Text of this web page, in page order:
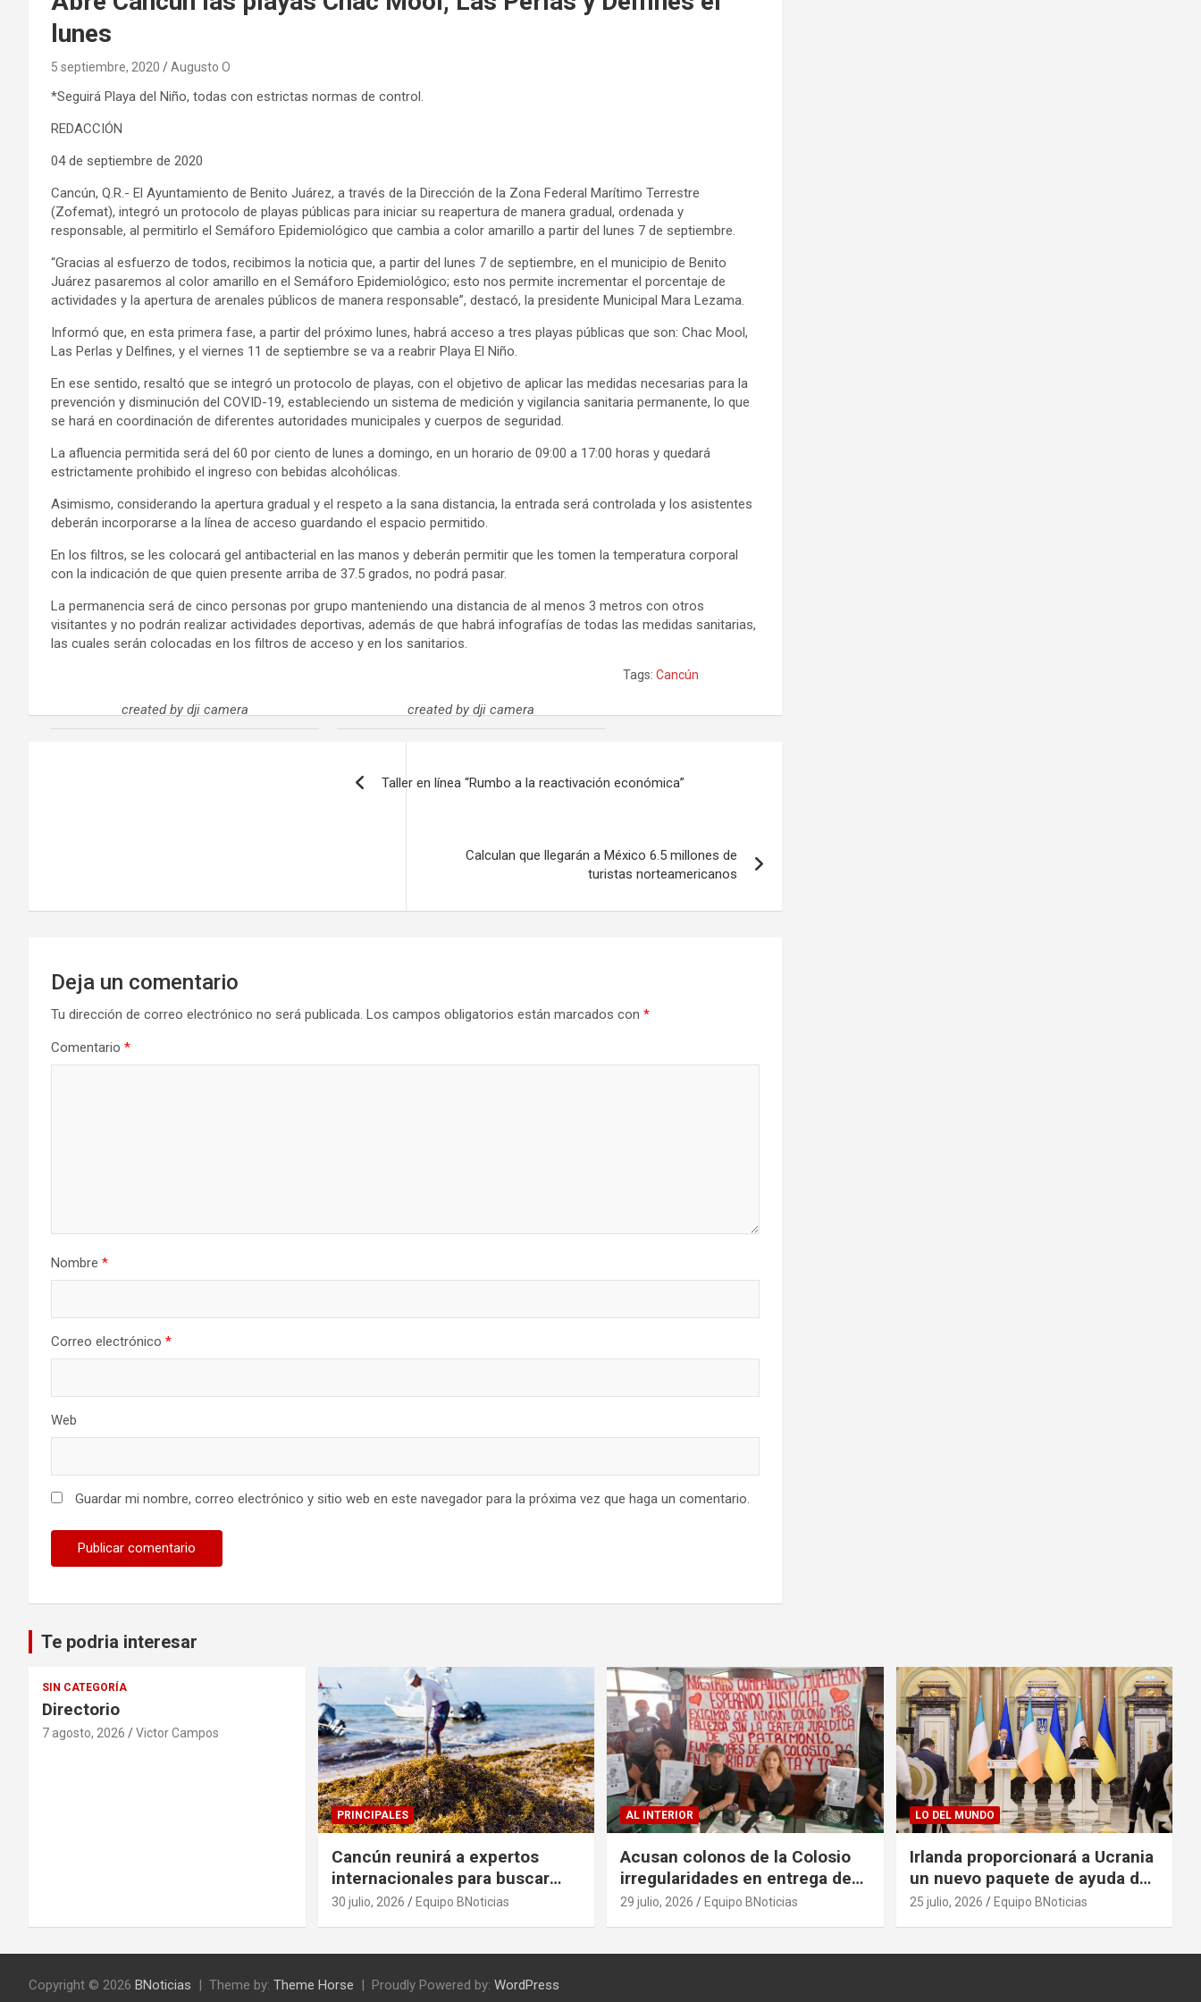
lunes
5 septiembre, 2020 Augusto O
*Seguirá Playa del Niño, todas con estrictas normas de control.
REDACCIÓN
04 de septiembre de 2020
Cancún, Q.R.- El Ayuntamiento de Benito Juárez, a través de la Dirección de la Zona Federal Marítimo Terrestre
(Zofemat), integró un protocolo de playas públicas para iniciar su reapertura de manera gradual, ordenada y
responsable, al permitirlo el Semáforo Epidemiológico que cambia a color amarillo a partir del lunes 7 de septiembre.
“Gracias al esfuerzo de todos, recibimos la noticia que, a partir del lunes 7 de septiembre, en el municipio de Benito
Juárez pasaremos al color amarillo en el Semáforo Epidemiológico; esto nos permite incrementar el porcentaje de
actividades y la apertura de arenales públicos de manera responsable”, destacó, la presidente Municipal Mara Lezama.
Informó que, en esta primera fase, a partir del próximo lunes, habrá acceso a tres playas públicas que son: Chac Mool,
Las Perlas y Delfines, y el viernes 11 de septiembre se va a reabrir Playa El Niño.
En ese sentido, resaltó que se integró un protocolo de playas, con el objetivo de aplicar las medidas necesarias para la
prevención y disminución del COVID-19, estableciendo un sistema de medición y vigilancia sanitaria permanente, lo que
se hará en coordinación de diferentes autoridades municipales y cuerpos de seguridad.
La afluencia permitida será del 60 por ciento de lunes a domingo, en un horario de 09:00 a 17:00 horas y quedará
estrictamente prohibido el ingreso con bebidas alcohólicas.
Asimismo, considerando la apertura gradual y el respeto a la sana distancia, la entrada será controlada y los asistentes
deberán incorporarse a la línea de acceso guardando el espacio permitido.
En los filtros, se les colocará gel antibacterial en las manos y deberán permitir que les tomen la temperatura corporal
con la indicación de que quien presente arriba de 37.5 grados, no podrá pasar.
La permanencia será de cinco personas por grupo manteniendo una distancia de al menos 3 metros con otros
visitantes y no podrán realizar actividades deportivas, además de que habrá infografías de todas las medidas sanitarias,
las cuales serán colocadas en los filtros de acceso y en los sanitarios.
created by dji camera created by dji camera
Tags: Cancún
Taller en línea “Rumbo a la reactivación económica”
Calculan que llegarán a México 6.5 millones de
turistas norteamericanos
Deja un comentario
Tu dirección de correo electrónico no será publicada. Los campos obligatorios están marcados con *
Comentario *
Nombre *
Correo electrónico *
Web
Guardar mi nombre, correo electrónico y sitio web en este navegador para la próxima vez que haga un comentario.
Te podria interesar
SIN CATEGORÍA
Directorio
7 agosto, 2026 Victor Campos
PRINCIPALES
Cancún reunirá a expertos
internacionales para buscar
soluciones al problema del
30 julio, 2026 Equipo BNoticias
AL INTERIOR
Acusan colonos de la Colosio
irregularidades en entrega de
escrituras
29 julio, 2026 Equipo BNoticias
LO DEL MUNDO
Irlanda proporcionará a Ucrania
un nuevo paquete de ayuda de
125 millones de euros
25 julio, 2026 Equipo BNoticias
Copyright © 2026 BNoticias Theme by: Theme Horse Proudly Powered by: WordPress